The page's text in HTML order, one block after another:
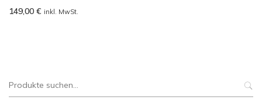
149,00 € inkl. MwSt.
Suche